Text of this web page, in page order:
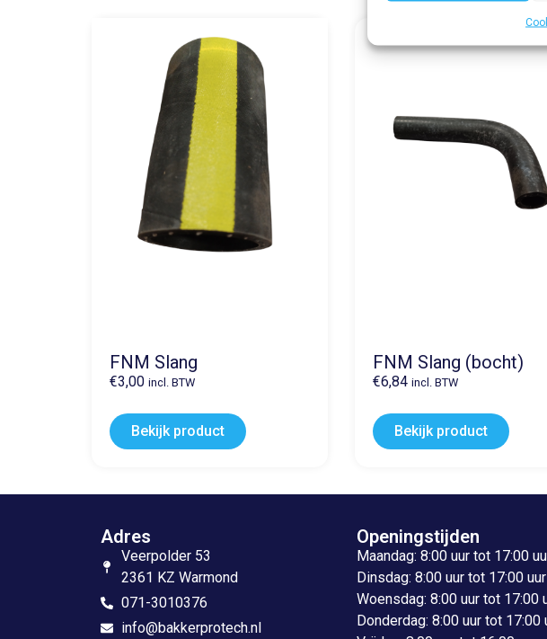
FNM Slang
€3,00 incl. BTW
Bekijk product
FNM Slang (bocht)
€6,84 incl. BTW
Bekijk product
Adres
Veerpolder 53
2361 KZ Warmond
071-3010376
info@bakkerprotech.nl
Openingstijden
Maandag: 8:00 uur tot 17:00
Dinsdag: 8:00 uur tot 17:00 uur
Woensdag: 8:00 uur tot 17:00
Donderdag: 8:00 uur tot 17:00